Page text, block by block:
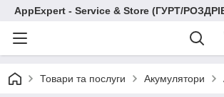
AppExpert - Service & Store (ГУРТ/
Товари та послуги Акумулятори